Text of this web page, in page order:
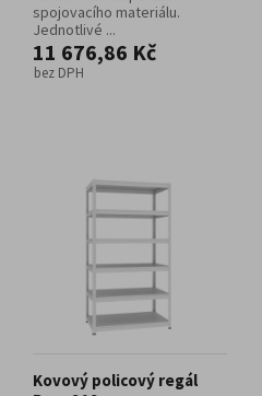
spojovacího materiálu.
Jednotlivé ...
11 676,86 Kč
bez DPH
Kovový policový regál